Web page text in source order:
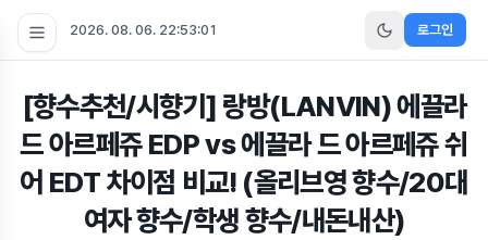
2026. 08. 06. 22:53:01 로그인
[향수추천/시향기] 랑방(LANVIN) 에끌라
드 아르페쥬 EDP vs 에끌라 드 아르페쥬 쉬
어 EDT 차이점 비교! (올리브영 향수/20대
여자 향수/학생 향수/내돈내산)